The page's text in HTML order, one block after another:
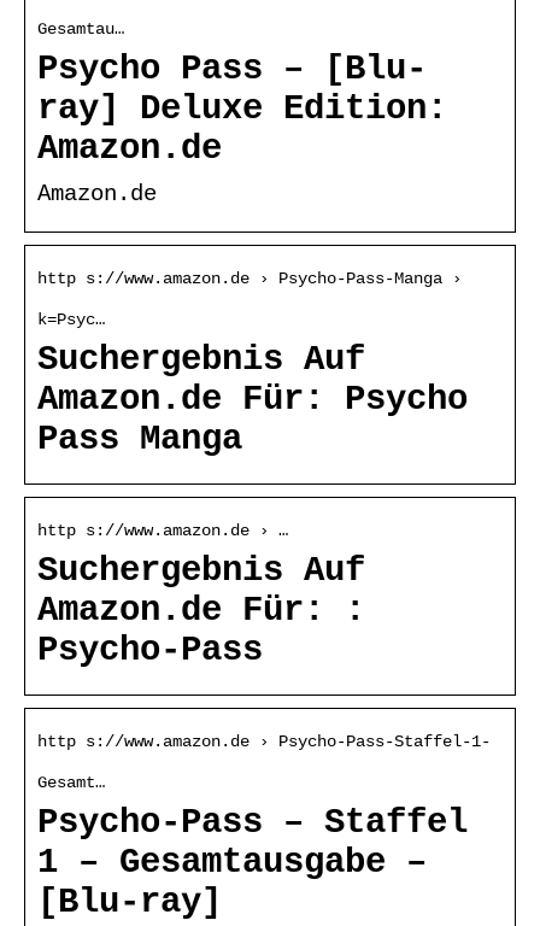
Gesamtau…
Psycho Pass – [Blu-
ray] Deluxe Edition:
Amazon.de
Amazon.de
http s://www.amazon.de › Psycho-Pass-Manga ›
k=Psyc…
Suchergebnis Auf
Amazon.de Für: Psycho
Pass Manga
http s://www.amazon.de › …
Suchergebnis Auf
Amazon.de Für: :
Psycho-Pass
http s://www.amazon.de › Psycho-Pass-Staffel-1-
Gesamt…
Psycho-Pass – Staffel
1 – Gesamtausgabe –
[Blu-ray]